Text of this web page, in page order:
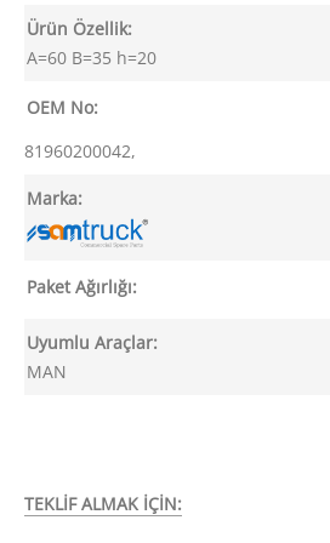
Ürün Özellik:
A=60 B=35 h=20
OEM No:
81960200042,
Marka:
Paket Ağırlığı:
Uyumlu Araçlar:
MAN
TEKLİF ALMAK İÇİN: